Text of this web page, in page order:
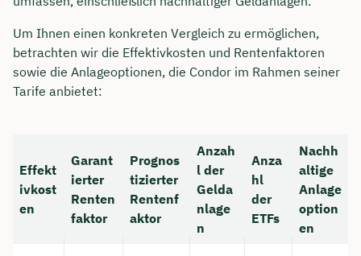
Um Ihnen einen konkreten Vergleich zu ermöglichen,
betrachten wir die Effektivkosten und Rentenfaktoren
sowie die Anlageoptionen, die Condor im Rahmen seiner
Tarife anbietet:
Effekt
ivkost
en
Garant
ierter
Renten
faktor
Prognos
tizierter
Rentenf
aktor
Anzah
l der
Gelda
nlage
n
Anza
hl
der
ETFs
Nachh
altige
Anlage
option
en